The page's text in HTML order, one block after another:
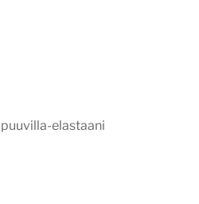
elastaani